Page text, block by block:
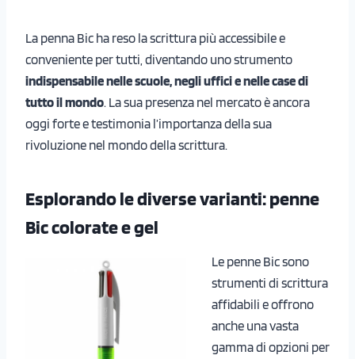
La penna Bic ha reso la scrittura più accessibile e
conveniente per tutti, diventando uno strumento
indispensabile nelle scuole, negli uffici e nelle case di
tutto il mondo. La sua presenza nel mercato è ancora
oggi forte e testimonia l’importanza della sua
rivoluzione nel mondo della scrittura.
Esplorando le diverse varianti: penne
Bic colorate e gel
Le penne Bic sono
strumenti di scrittura
affidabili e offrono
anche una vasta
gamma di opzioni per